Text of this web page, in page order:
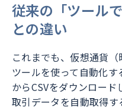
従来の「ツール
との違い
これまでも、仮想通貨
ツールを使って自動化
からCSVをダウンロー
取引データを自動取得す